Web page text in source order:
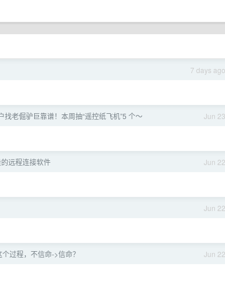
7 days ago
Jun 23
找老倔驴巨靠谱！本周抽“遥控纸飞机”5 个～
Jun 22
远程连接软件
Jun 22
Jun 22
过程，不信命->信命？